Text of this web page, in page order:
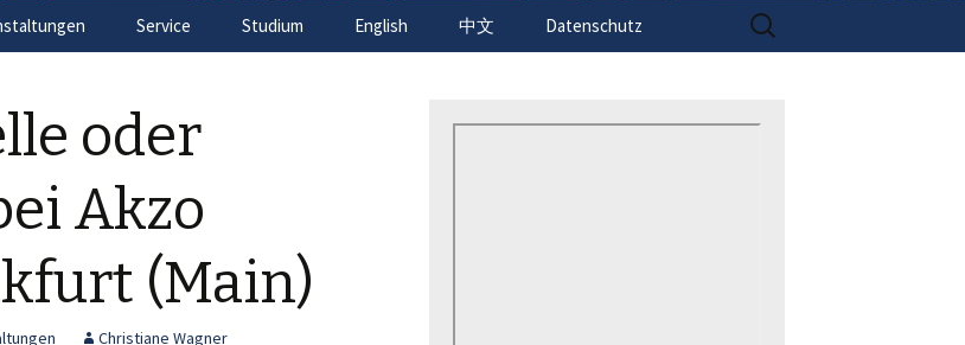
Service Studium English 中文 Datenschutz
Search
for:
oder
Akzo
(Main)
Christiane Wagner